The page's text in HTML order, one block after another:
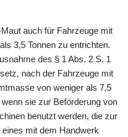
auch für Fahrzeuge mit
3,5 Tonnen zu entrichten.
des § 1 Abs. 2 S. 1
nach der Fahrzeuge mit
von weniger als 7,5
sie zur Beförderung von
benutzt werden, die zur
mit dem Handwerk